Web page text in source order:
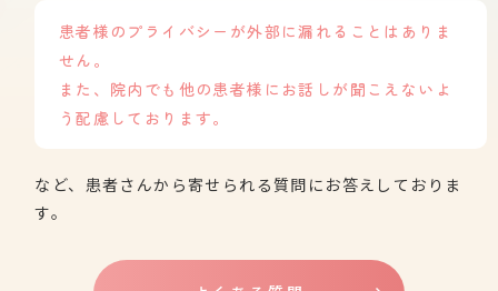
患者様のプライバシーが外部に漏れることはありま
せん。
また、院内でも他の患者様にお話しが聞こえないよ
う配慮しております。
など、患者さんから寄せられる質問にお答えしておりま
す。